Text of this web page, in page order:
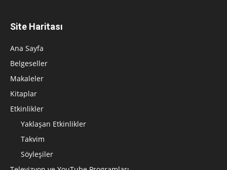
Site Haritası
Ana Sayfa
Belgeseller
Makaleler
Kitaplar
Etkinlikler
Yaklaşan Etkinlikler
Takvim
Söyleşiler